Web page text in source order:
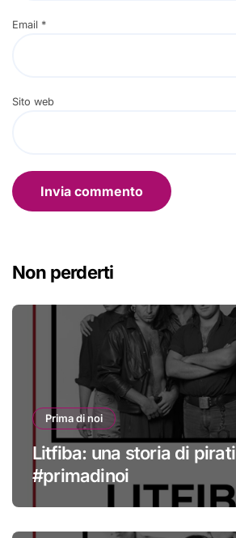
Email *
Sito web
Non perderti
Prima di noi
Litfiba: una storia di pirati
#primadinoi